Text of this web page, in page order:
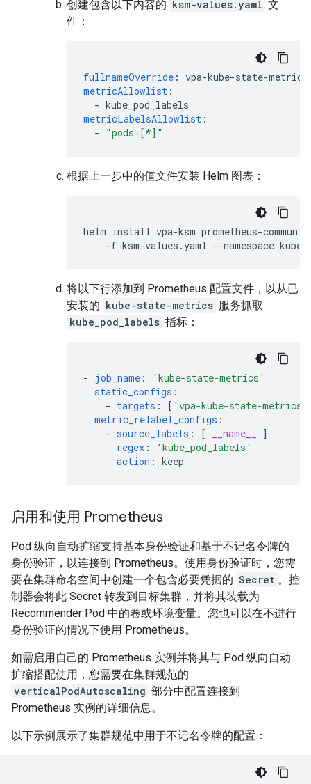
创建包含以下内容的 ksm-values.yaml 文
件：
fullnameOverride : vpa-kube-state-metrics
metricAllowlist :
- kube_pod_labels
metricLabelsAllowlist :
-
"pods=[*]"
根据上一步中的值文件安装 Helm 图表：
helm install vpa-ksm prometheus-
-f ksm-values.yaml --namespace
将以下行添加到 Prometheus 配置文件，以从已
安装的 kube-state-metrics 服务抓取
kube_pod_labels 指标：
- job_name :
'kube-state-metrics'
static_configs :
- targets : [ 'vpa-kube-state-
metric_relabel_configs :
- source_labels : [ __name__
]
regex :
'kube_pod_labels'
action : keep
启用和使用 Prometheus
Pod 纵向自动扩缩支持基本身份验证和基于不记名令牌的
身份验证，以连接到 Prometheus。使用身份验证时，您需
要在集群命名空间中创建一个包含必要凭据的 Secret 。控
制器会将此 Secret 转发到目标集群，并将其装载为
Recommender Pod 中的卷或环境变量。您也可以在不进行
身份验证的情况下使用 Prometheus。
如需启用自己的 Prometheus 实例并将其与 Pod 纵向自动
扩缩搭配使用，您需要在集群规范的
verticalPodAutoscaling 部分中配置连接到
Prometheus 实例的详细信息。
以下示例展示了集群规范中用于不记名令牌的配置：